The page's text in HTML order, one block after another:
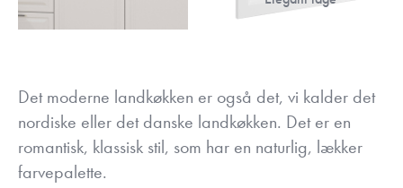
Det moderne landkøkken er også det, vi kalder det
nordiske eller det danske landkøkken. Det er en
romantisk, klassisk stil, som har en naturlig, lækker
farvepalette.